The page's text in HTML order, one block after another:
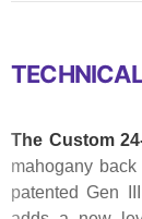
The Custom
mahogany
patented Gen